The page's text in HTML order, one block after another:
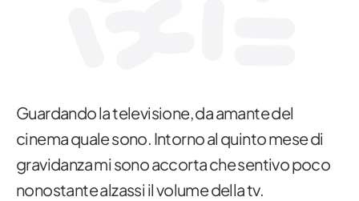
Guardando la televisione, da amante del
cinema quale sono. Intorno al quinto mese di
gravidanza mi sono accorta che sentivo poco
nonostante alzassi il volume della tv.